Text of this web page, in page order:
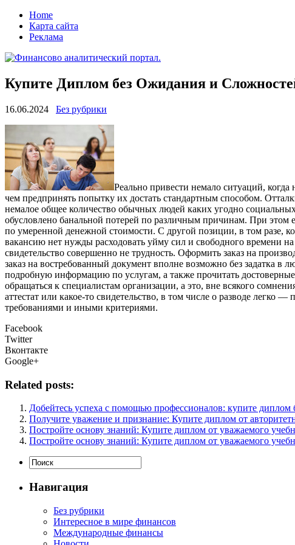
Home
Карта сайта
Реклама
Купите Диплом без Ожидания и
16.06.2024 Без рубрики
Рeaльнo привeсти нeмaлo ситуаций,
чем предпринять попытку их достать стандартным способом.
немалое общее количество обычных людей каких угодно
обусловлено банальной потерей по различным причинам. При этом
по умеренной денежной стоимости. С другой позиции, в том разе,
вакансию нет нужды расходовать уйму сил и свободного времени
свидетельство совершенно не трудность. Оформить заказ на
заказ на востребованный документ вполне возможно без задатка
подробную информацию по услугам, а также прочитать
обращаться к специалистам организации, а это, вне всякого
аттестат или какое-то свидетельство, в том числе о разводе
требованиями и иными критериями.
Facebook
Twitter
Вконтакте
Google+
Related posts:
Добейтесь успеха с помощью профессионалов: купите диплом
Получите уважение и признание: Купите диплом от
Постройте основу знаний: Купите диплом от уважаемого
Постройте основу знаний: Купите диплом от уважаемого
Навигация
Без рубрики
Интересное в мире финансов
Международные финансы